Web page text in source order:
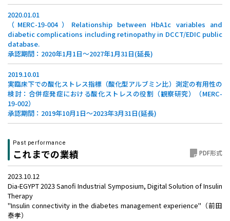
2020.01.01
（MERC-19-004）Relationship between HbA1c variables and
diabetic complications including retinopathy in DCCT/EDIC public
database.
承認期間：2020年1月1日～2027年1月31日(延長)
2019.10.01
実臨床下での酸化ストレス指標（酸化型アルブミン比）測定の有用性の
検討：合併症発症における酸化ストレスの役割（観察研究）（MERC-
19-002）
承認期間：2019年10月1日～2023年3月31日(延長)
Past performance
これまでの業績 PDF形式
2023.10.12
Dia-EGYPT 2023 Sanofi Industrial Symposium, Digital Solution of Insulin
Therapy
"Insulin connectivity in the diabetes management experience"（前田
泰孝）